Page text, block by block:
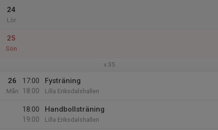
24
Lör
25
Sön
v.35
26
Mån
17:00
18:00
Fysträning
Lilla Eriksdalshallen
18:00
19:00
Handbollsträning
Lilla Eriksdalshallen